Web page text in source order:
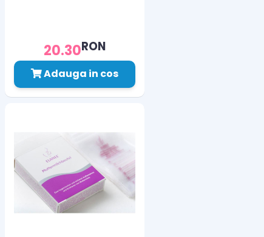
20.30RON
Adauga in cos